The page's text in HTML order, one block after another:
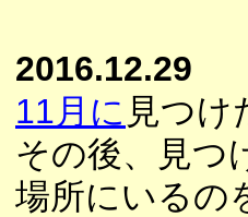
2016.12.29
11月に 見つけ
その後、見つ
場所にいるの